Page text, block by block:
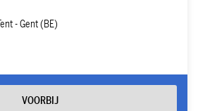
- Gent (BE)
VOORBIJ